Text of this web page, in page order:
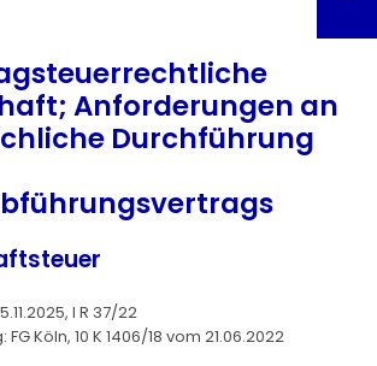
Anforderungen an
Durchführung
I R 37/22
Köln, 10 K 1406/18 vom 21.06.2022